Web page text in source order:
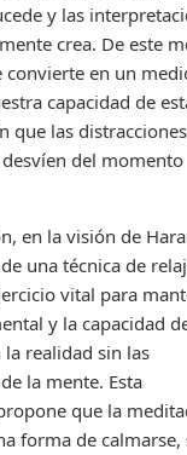
y las
crea. De este
convierte en un
capacidad de
que las distracciones
del momento
en la visión de
una técnica de
vital para
y la capacidad
realidad sin las
la mente. Esta
que la
forma de calmarse,